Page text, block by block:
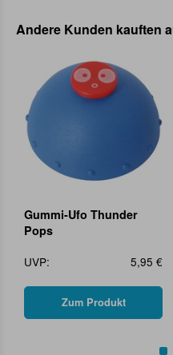
Andere Kunden kauften
Gummi-Ufo Thunder
Pops
UVP:
5,95 €
Zum Produkt